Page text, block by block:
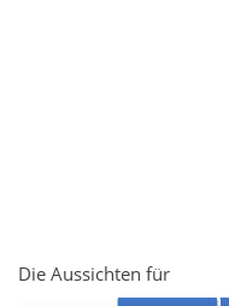
Die Aussichten für